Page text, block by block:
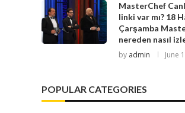
MasterChef
linki var mı? 18
Çarşamba
nereden nasıl
by admin June
POPULAR CATEGORIES